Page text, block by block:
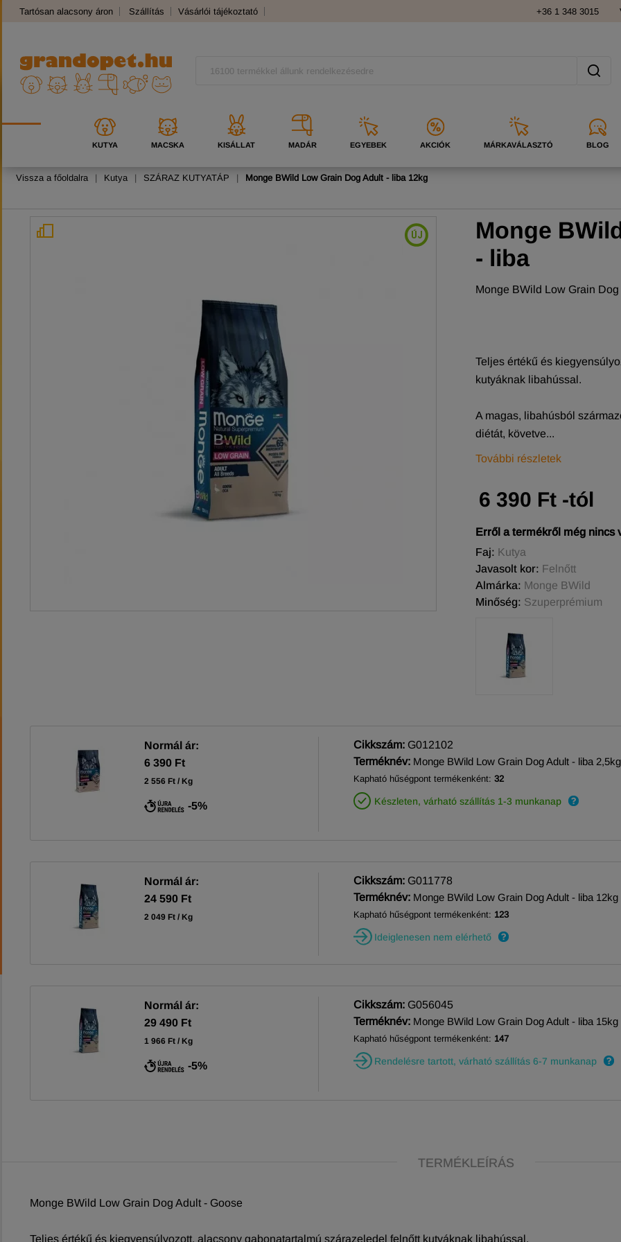
Tartósan alacsony áron Szállítás Vásárlói tájékoztató +36 1 348 3015
KUTYA MACSKA KISÁLLAT MADÁR EGYEBEK AKCIÓK MÁRKAVÁLASZTÓ BLOG
Vissza a főoldalra | Kutya | SZÁRAZ KUTYATÁP | Monge BWild Low Grain Dog Adult - liba 12kg
Monge
- liba
Monge BWild Low Grain
Teljes értékű és
kutyáknak libahússal.
A magas, libahúsból
diétát, követve...
További részletek
6 390 Ft -tól
Erről a termékről még nincs
Faj: Kutya
Javasolt kor: Felnőtt
Almárka: Monge BWild
Minőség: Szuperprémium
Normál ár:
6 390 Ft
2 556 Ft / Kg
-5%
Cikkszám: G012102
Terméknév: Monge BWild Low Grain Dog Adult - liba 2,5kg
Kapható hűségpont termékenként: 32
Készleten, várható szállítás 1-3 munkanap
Normál ár:
24 590 Ft
2 049 Ft / Kg
Cikkszám: G011778
Terméknév: Monge BWild Low Grain Dog Adult - liba 12kg
Kapható hűségpont termékenként: 123
Ideiglenesen nem elérhető
Normál ár:
29 490 Ft
1 966 Ft / Kg
-5%
Cikkszám: G056045
Terméknév: Monge BWild Low Grain Dog Adult - liba 15kg
Kapható hűségpont termékenként: 147
Rendelésre tartott, várható szállítás 6-7 munkanap
TERMÉKLEÍRÁS
Monge BWild Low Grain Dog Adult - Goose
Teljes értékű és kiegyensúlyozott, alacsony gabonatartalmú szárazeledel felnőtt kutyáknak libahússal.